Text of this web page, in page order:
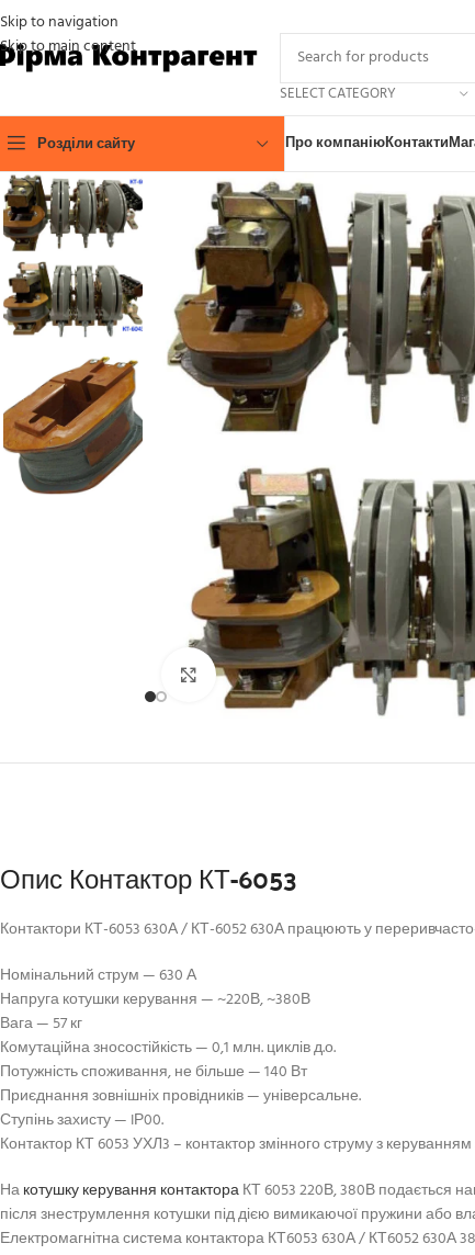
Skip to navigation
Skip to main content
SELECT CATEGORY
Розділи сайту Про компаніюКонтакти
Click to enlarge
Опис Контактор КТ-6053
Контактори КТ-6053 630А / КТ-6052 630А працюють у
Номінальний струм — 630 А
Напруга котушки керування — ~220В, ~380В
Вага — 57 кг
Комутаційна зносостійкість — 0,1 млн. циклів д.о.
Потужність споживання, не більше — 140 Вт
Приєднання зовнішніх провідників — універсальне.
Ступінь захисту — IР00.
Контактор КТ 6053 УХЛ3 – контактор змінного струму з
Накотушку керування контактораКТ 6053 220В, 380В подається
після знеструмлення котушки під дією вимикаючої пружини або
Електромагнітна система контактора КТ6053 630А / КТ6052 630А